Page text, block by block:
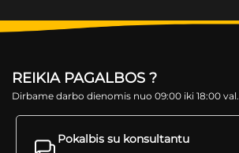
REIKIA PAGALBOS ?
Dirbame darbo dienomis nuo 09:00 iki 18:00 val.
Pokalbis su konsultantu